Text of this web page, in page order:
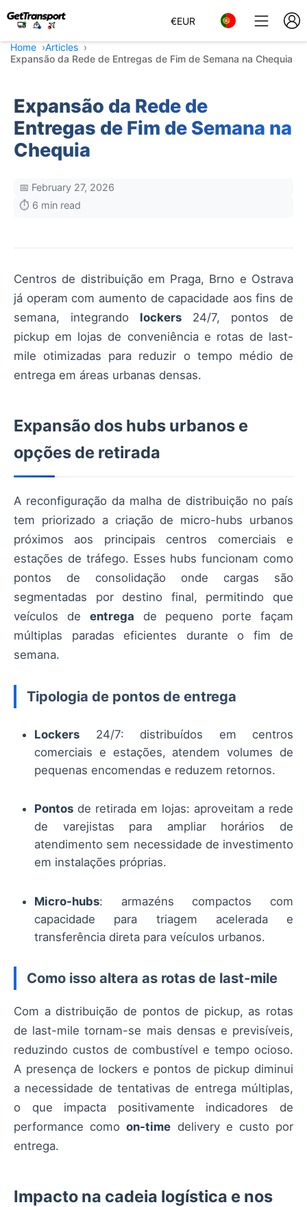
€EUR
Home
Articles
Expansão da Rede de Entregas de Fim de Semana na Chequia
Expansão da Rede de
Entregas de Fim de Semana na
Chequia
📅 February 27, 2026
⏱️ 6 min read
Centros de distribuição em Praga, Brno e Ostrava
já operam com aumento de capacidade aos fins de
semana, integrando lockers 24/7, pontos de
pickup em lojas de conveniência e rotas de last-
mile otimizadas para reduzir o tempo médio de
entrega em áreas urbanas densas.
Expansão dos hubs urbanos e
opções de retirada
A reconfiguração da malha de distribuição no país
tem priorizado a criação de micro-hubs urbanos
próximos aos principais centros comerciais e
estações de tráfego. Esses hubs funcionam como
pontos de consolidação onde cargas são
segmentadas por destino final, permitindo que
veículos de entrega de pequeno porte façam
múltiplas paradas eficientes durante o fim de
semana.
Tipologia de pontos de entrega
Lockers 24/7: distribuídos em centros
comerciais e estações, atendem volumes de
pequenas encomendas e reduzem retornos.
Pontos de retirada em lojas: aproveitam a rede
de varejistas para ampliar horários de
atendimento sem necessidade de investimento
em instalações próprias.
Micro-hubs: armazéns compactos com
capacidade para triagem acelerada e
transferência direta para veículos urbanos.
Como isso altera as rotas de last-mile
Com a distribuição de pontos de pickup, as rotas
de last-mile tornam-se mais densas e previsíveis,
reduzindo custos de combustível e tempo ocioso.
A presença de lockers e pontos de pickup diminui
a necessidade de tentativas de entrega múltiplas,
o que impacta positivamente indicadores de
performance comoon-time delivery e custo por
entrega.
Impacto na cadeia logística e nos